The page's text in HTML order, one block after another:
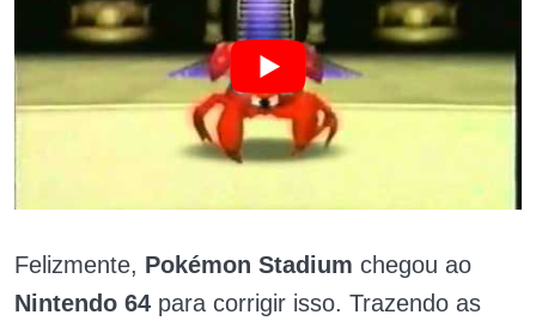
Felizmente, Pokémon Stadium chegou ao
Nintendo 64 para corrigir isso. Trazendo as